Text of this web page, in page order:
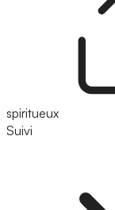
spiritueux
Suivi